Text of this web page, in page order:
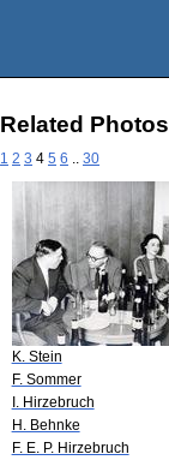
Related Photos
1 2 3 4 5 6 30
K. Stein
F. Sommer
I. Hirzebruch
H. Behnke
F. E. P. Hirzebruch